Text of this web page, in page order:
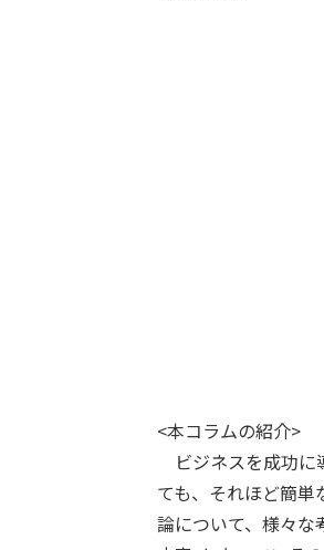
<本コラムの紹介>
ビジネスを成功に
ても、それほど簡
論について、様々な